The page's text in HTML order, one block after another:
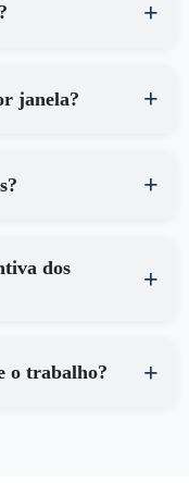
janela?
dos
o trabalho?